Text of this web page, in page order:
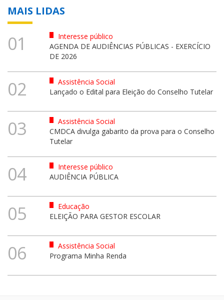
MAIS LIDAS
01
Interesse público
AGENDA DE AUDIÊNCIAS PÚBLICAS - EXERCÍCIO
DE 2026
02
Assistência Social
Lançado o Edital para Eleição do Conselho Tutelar
03
Assistência Social
CMDCA divulga gabarito da prova para o Conselho
Tutelar
04
Interesse público
AUDIÊNCIA PÚBLICA
05
Educação
ELEIÇÃO PARA GESTOR ESCOLAR
06
Assistência Social
Programa Minha Renda